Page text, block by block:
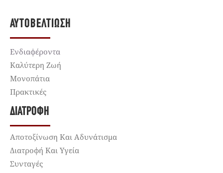
ΑΥΤΟΒΕΛΤΊΩΣΗ
Ενδιαφέροντα
Καλύτερη Ζωή
Μονοπάτια
Πρακτικές
ΔΙΑΤΡΟΦΉ
Αποτοξίνωση Και Αδυνάτισμα
Διατροφή Και Υγεία
Συνταγές